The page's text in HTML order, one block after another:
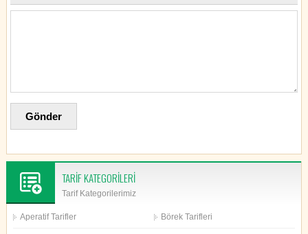
TARİF KATEGORİLERİ
Tarif Kategorilerimiz
Aperatif Tarifler Börek Tarifleri